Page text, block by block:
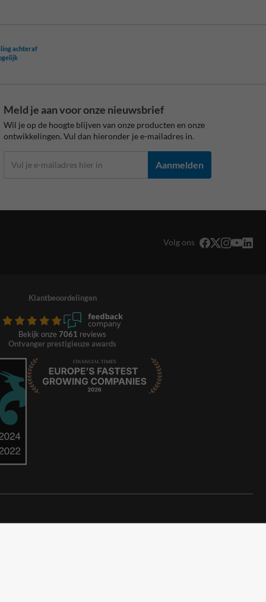
achteraf
Meld je aan voor onze nieuwsbrief
Wil je op de hoogte blijven van onze producten en onze
ontwikkelingen. Vul dan hieronder je e-mailadres in.
Aanmelden
Volg ons
Klantbeoordelingen
Bekijk onze 7061 reviews
Ontvanger prestigieuze awards